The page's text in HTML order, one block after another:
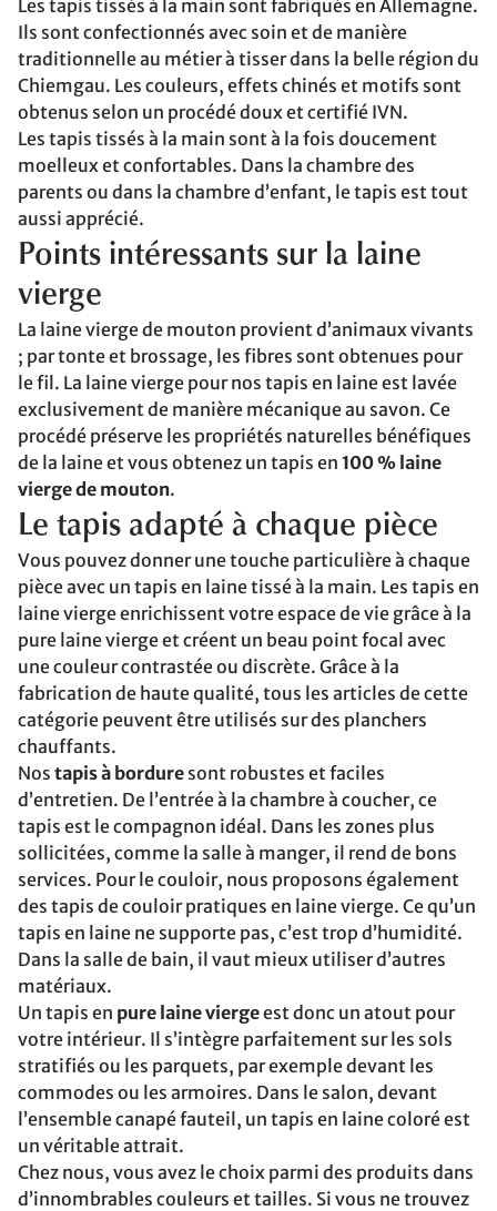
Les tapis tissés à la main sont fabriqués en Allemagne.
Ils sont confectionnés avec soin et de manière
traditionnelle au métier à tisser dans la belle région du
Chiemgau. Les couleurs, effets chinés et motifs sont
obtenus selon un procédé doux et certifié IVN.
Les tapis tissés à la main sont à la fois doucement
moelleux et confortables. Dans la chambre des
parents ou dans la chambre d’enfant, le tapis est tout
aussi apprécié.
Points intéressants sur la laine
vierge
La laine vierge de mouton provient d’animaux vivants
; par tonte et brossage, les fibres sont obtenues pour
le fil. La laine vierge pour nos tapis en laine est lavée
exclusivement de manière mécanique au savon. Ce
procédé préserve les propriétés naturelles bénéfiques
de la laine et vous obtenez un tapis en 100 % laine
vierge de mouton.
Le tapis adapté à chaque pièce
Vous pouvez donner une touche particulière à chaque
pièce avec un tapis en laine tissé à la main. Les tapis en
laine vierge enrichissent votre espace de vie grâce à la
pure laine vierge et créent un beau point focal avec
une couleur contrastée ou discrète. Grâce à la
fabrication de haute qualité, tous les articles de cette
catégorie peuvent être utilisés sur des planchers
chauffants.
Nos tapis à bordure sont robustes et faciles
d’entretien. De l’entrée à la chambre à coucher, ce
tapis est le compagnon idéal. Dans les zones plus
sollicitées, comme la salle à manger, il rend de bons
services. Pour le couloir, nous proposons également
des tapis de couloir pratiques en laine vierge. Ce qu’un
tapis en laine ne supporte pas, c’est trop d’humidité.
Dans la salle de bain, il vaut mieux utiliser d’autres
matériaux.
Un tapis en pure laine viergeest donc un atout pour
votre intérieur. Il s’intègre parfaitement sur les sols
stratifiés ou les parquets, par exemple devant les
commodes ou les armoires. Dans le salon, devant
l’ensemble canapé fauteil, un tapis en laine coloré est
un véritable attrait.
Chez nous, vous avez le choix parmi des produits dans
d’innombrables couleurs et tailles. Si vous ne trouvez